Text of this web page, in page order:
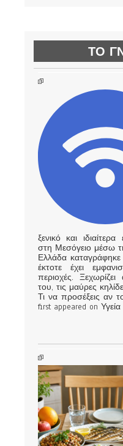
ΤΟ
ξενικό και
στη Μεσόγειο μέσω
Ελλάδα
έκτοτε έχει
περιοχές.
του, τις μαύρες
Τι να προσέξεις αν
first appeared on